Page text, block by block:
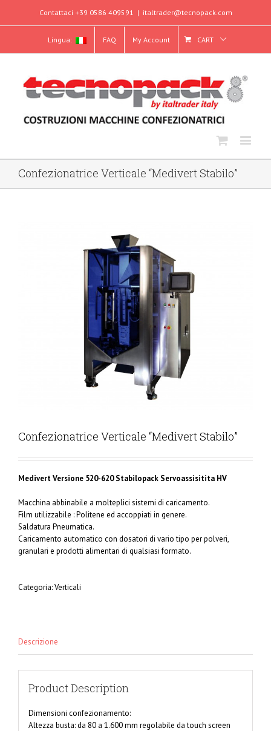
Contattaci +39 0586 409591 | italtrader@tecnopack.com
Lingua: FAQ My Account CART
Confezionatrice Verticale “Medivert Stabilo”
Confezionatrice Verticale “Medivert Stabilo”
Medivert Versione 520-620 Stabilopack Servoassisitita HV
Macchina abbinabile a molteplici sistemi di caricamento.
Film utilizzabile : Politene ed accoppiati in genere.
Saldatura Pneumatica.
Caricamento automatico con dosatori di vario tipo per polveri,
granulari e prodotti alimentari di qualsiasi formato.
Categoria:Verticali
Descrizione
Product Description
Dimensioni confezionamento:
Altezza busta: da 80 a 1.600 mm regolabile da touch screen